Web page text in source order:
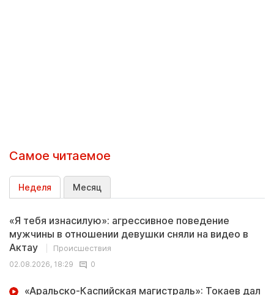
Самое читаемое
Неделя Месяц
«Я тебя изнасилую»: агрессивное поведение
мужчины в отношении девушки сняли на видео в
Актау
Происшествия
02.08.2026, 18:29
0
«Аральско-Каспийская магистраль»: Токаев дал